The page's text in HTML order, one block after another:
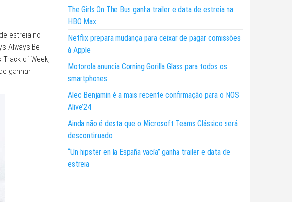
estreia no
Always Be
of Week,
ganhar
The Girls On The Bus ganha trailer e data de estreia na
HBO Max
Netflix prepara mudança para deixar de pagar comissões
à Apple
Motorola anuncia Corning Gorilla Glass para todos os
smartphones
Alec Benjamin é a mais recente confirmação para o NOS
Alive’24
Ainda não é desta que o Microsoft Teams Clássico será
descontinuado
“Un hipster en la España vacía” ganha trailer e data de
estreia